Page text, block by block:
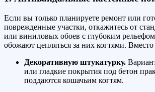
Если вы только планируете ремонт или
поврежденные участки, откажитесь от
или виниловых обоев с глубоким
обожают цепляться за них когтями. Вместо
Декоративную штукатурку.
или гладкие покрытия под бетон
поддаются кошачьим когтям.